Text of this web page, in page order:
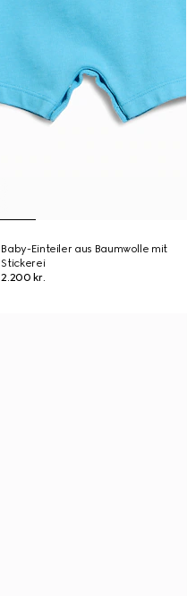
Baby-Einteiler aus Baumwolle mit
Stickerei
2.200 kr.